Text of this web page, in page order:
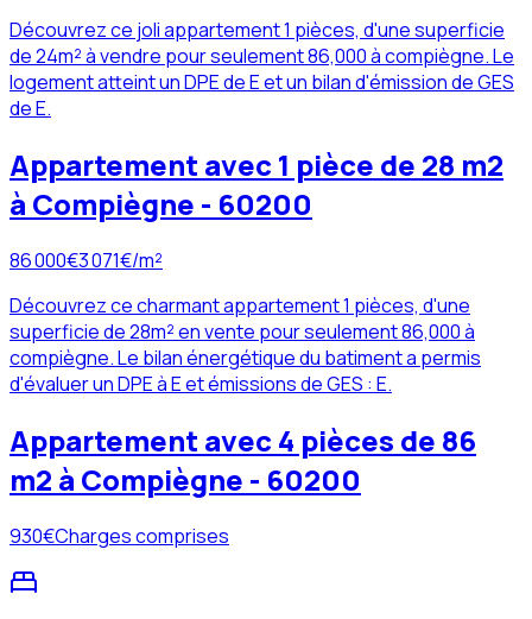
Découvrez ce joli appartement 1 pièces, d'une superficie
de 24m² à vendre pour seulement 86,000 à compiègne. Le
logement atteint un DPE de E et un bilan d'émission de GES
de E.
Appartement avec 1 pièce de 28 m2
à Compiègne - 60200
86 000€3 071€/m²
Découvrez ce charmant appartement 1 pièces, d'une
superficie de 28m² en vente pour seulement 86,000 à
compiègne. Le bilan énergétique du batiment a permis
d'évaluer un DPE à E et émissions de GES : E.
Appartement avec 4 pièces de 86
m2 à Compiègne - 60200
930€Charges comprises